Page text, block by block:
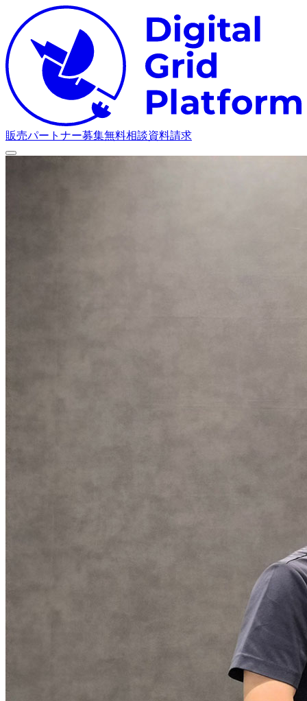
販売パートナー募集無料相談資料請求